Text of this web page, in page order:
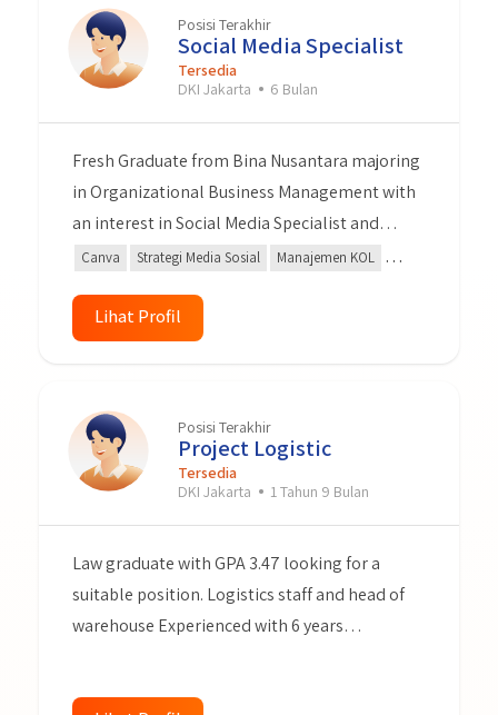
Posisi Terakhir
Social Media Specialist
Tersedia
DKI Jakarta
6 Bulan
Fresh Graduate from Bina Nusantara majoring
in Organizational Business Management with
an interest in Social Media Specialist and
Digital Marketing. I can create content,
some design graphic.
Canva Strategi Media Sosial
Manajemen KOL
Google Analytics
Analisis Laporan
Lihat Profil
Posisi Terakhir
Project Logistic
Tersedia
DKI Jakarta
1 Tahun 9 Bulan
Law graduate with GPA 3.47 looking for a
suitable position. Logistics staff and head of
warehouse Experienced with 6 years